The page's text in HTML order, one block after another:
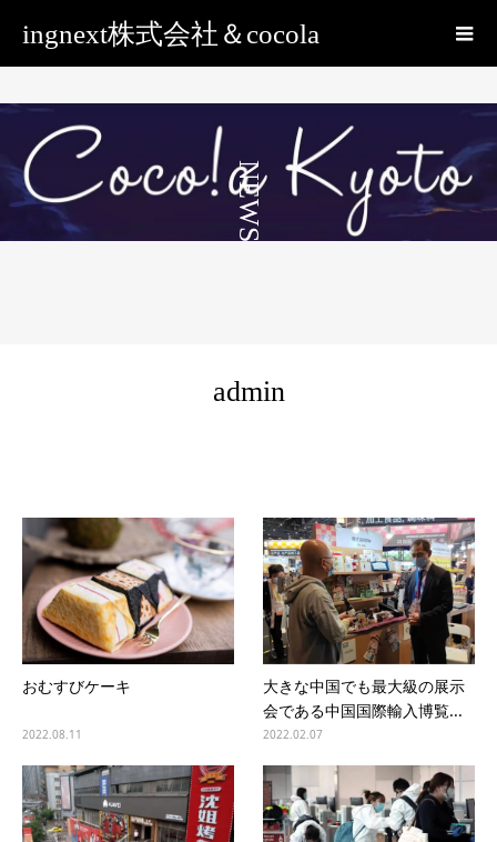
ingnext株式会社＆cocola
NEWS
admin
おむすびケーキ
2022.08.11
大きな中国でも最大級の展示
会である中国国際輸入博覧...
2022.02.07